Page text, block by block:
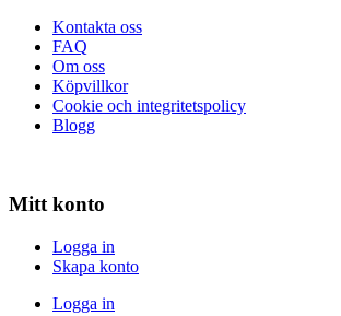
Kontakta oss
FAQ
Om oss
Köpvillkor
Cookie och integritetspolicy
Blogg
Mitt konto
Logga in
Skapa konto
Logga in